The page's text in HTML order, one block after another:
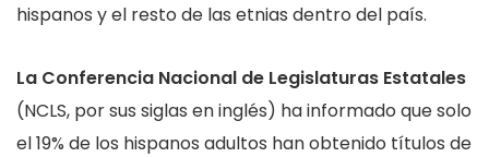
hispanos y el resto de las etnias dentro del país.
La Conferencia Nacional de Legislaturas Estatales
(NCLS, por sus siglas en inglés) ha informado que solo
el 19% de los hispanos adultos han obtenido títulos de